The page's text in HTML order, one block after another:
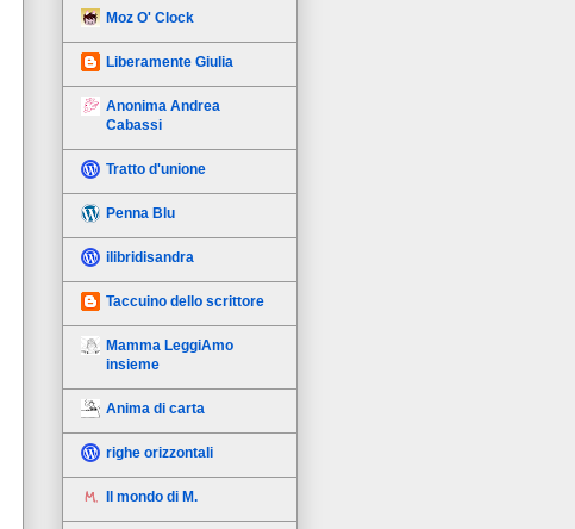
Moz O' Clock
Liberamente Giulia
Anonima Andrea
Cabassi
Tratto d'unione
Penna Blu
ilibridisandra
Taccuino dello scrittore
Mamma LeggiAmo
insieme
Anima di carta
righe orizzontali
Il mondo di M.